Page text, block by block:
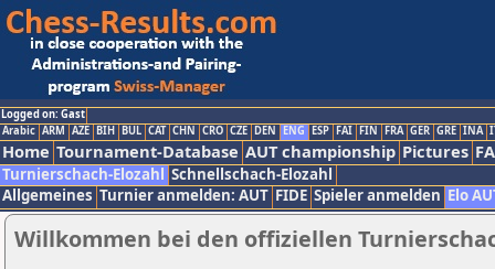
Logged on: Gast
Arabic ARM AZE BIH BUL CAT CHN CRO CZE DEN ENG ESP FAI FIN FRA GER GRE INA
Home Tournament-Database AUT championship Pictures
Turnierschach-Elozahl Schnellschach-Elozahl
Allgemeines Turnier anmelden: AUT FIDE Spieler anmelden Elo
Willkommen bei den offiziellen